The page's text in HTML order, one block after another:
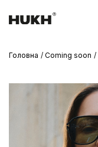
Головна Coming soon